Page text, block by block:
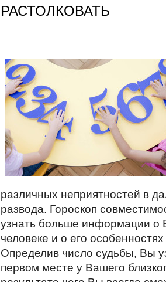
РАСТОЛКОВАТЬ
различных неприятностей в
развода. Гороскоп
узнать больше информации о
человеке и о его
Определив число судьбы, Вы
первом месте у Вашего